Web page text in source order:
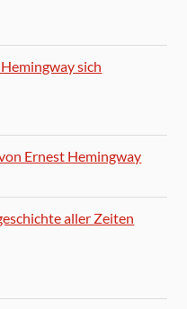
sich
Ernest Hemingway
aller Zeiten